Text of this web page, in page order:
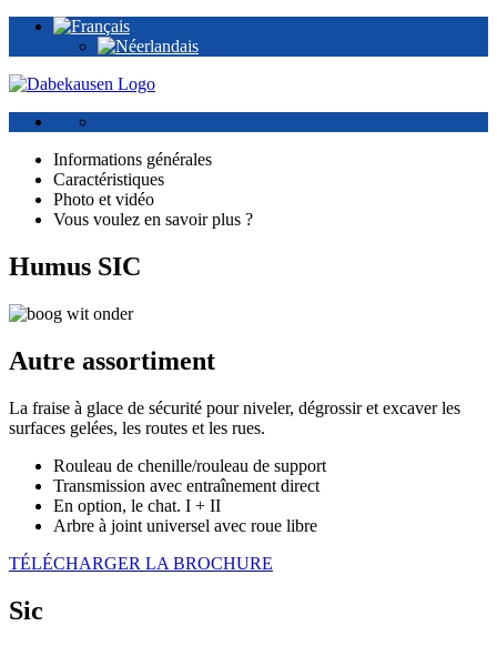
Informations générales
Caractéristiques
Photo et vidéo
Vous voulez en savoir plus ?
Humus SIC
Autre assortiment
La fraise à glace de sécurité pour niveler, dégrossir et excaver les
surfaces gelées, les routes et les rues.
Rouleau de chenille/rouleau de support
Transmission avec entraînement direct
En option, le chat. I + II
Arbre à joint universel avec roue libre
TÉLÉCHARGER LA BROCHURE
Sic